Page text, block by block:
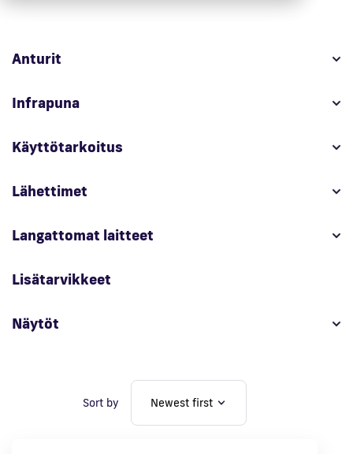
Ota yhteyttä
En
Anturit
Infrapuna
Käyttötarkoitus
Lähettimet
Langattomat laitteet
Lisätarvikkeet
Näytöt
Sort by